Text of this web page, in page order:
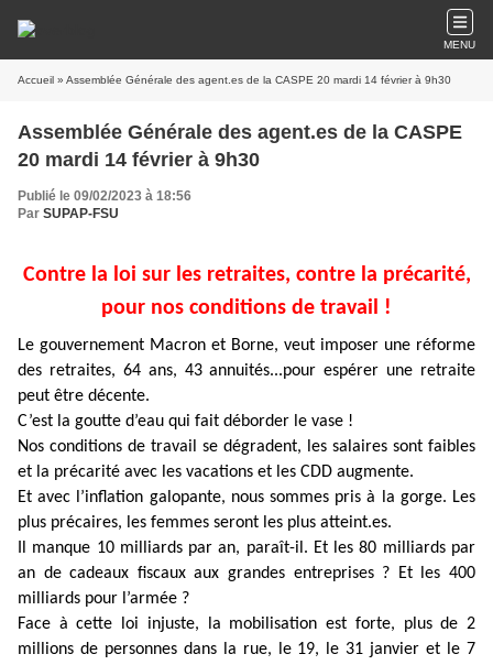
MENU
Accueil » Assemblée Générale des agent.es de la CASPE 20 mardi 14 février à 9h30
Assemblée Générale des agent.es de la CASPE
20 mardi 14 février à 9h30
Publié le 09/02/2023 à 18:56
Par SUPAP-FSU
Contre la loi sur les retraites, contre la précarité,
pour nos conditions de travail !
Le gouvernement Macron et Borne, veut imposer une réforme
des retraites, 64 ans, 43 annuités...pour espérer une retraite
peut être décente.
C’est la goutte d’eau qui fait déborder le vase !
Nos conditions de travail se dégradent, les salaires sont faibles
et la précarité avec les vacations et les CDD augmente.
Et avec l’inflation galopante, nous sommes pris à la gorge. Les
plus précaires, les femmes seront les plus atteint.es.
Il manque 10 milliards par an, paraît-il. Et les 80 milliards par
an de cadeaux fiscaux aux grandes entreprises ? Et les 400
milliards pour l’armée ?
Face à cette loi injuste, la mobilisation est forte, plus de 2
millions de personnes dans la rue, le 19, le 31 janvier et le 7